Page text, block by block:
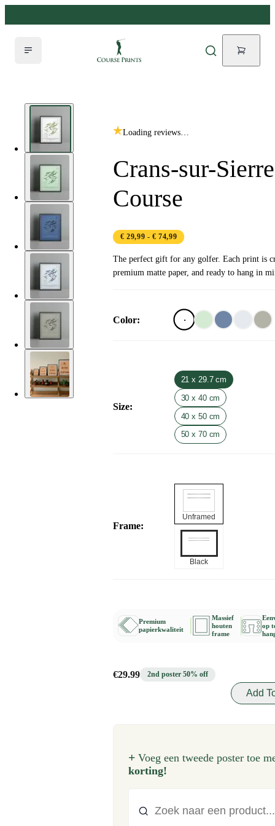
Loading reviews…
Crans-sur-
Course
€ 29,99 - € 74,99
The perfect gift for any golfer. Each print is
premium matte paper, and ready to hang in
Color:
Size:
21 x 29.7 cm
30 x 40 cm
40 x 50 cm
50 x 70 cm
Frame:
Unframed
Black
Premium
papierkwaliteit
Massief
houten
frame
op
€29.99 2nd poster 50% off
Add
+ Voeg een tweede poster toe
korting!